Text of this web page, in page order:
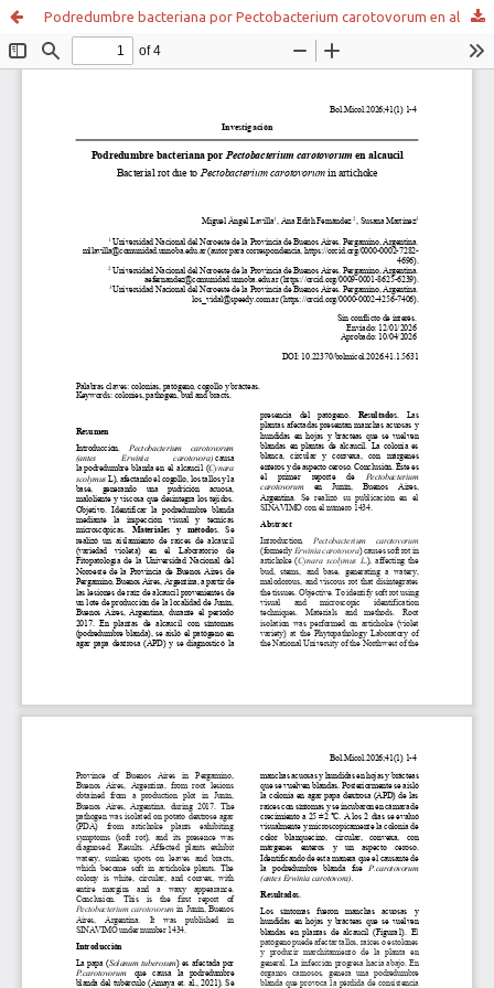
Podredumbre bacteriana por Pectobacterium carotovorum en alcaucil